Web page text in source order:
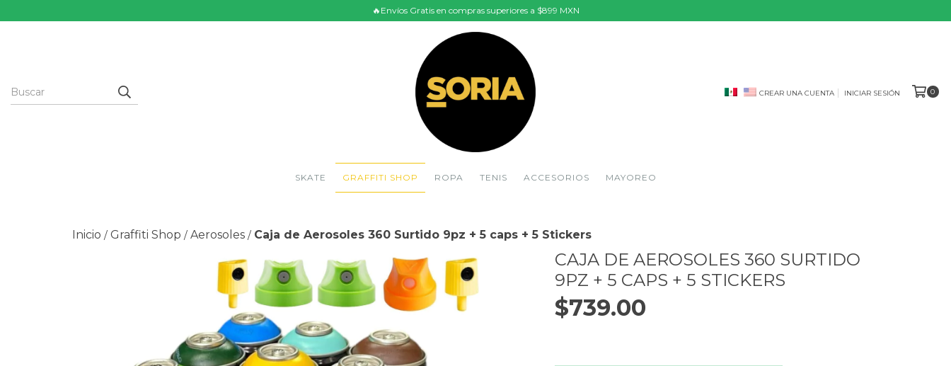
🔥Envíos Gratis en compras superiores a $899 MXN
CREAR UNA CUENTA INICIAR SESIÓN 0
SKATE GRAFFITI SHOP ROPA TENIS ACCESORIOS MAYOREO
Inicio / Graffiti Shop / Aerosoles / Caja de Aerosoles 360 Surtido 9pz + 5 caps + 5 Stickers
CAJA DE AEROSOLES 360 SURTIDO
9PZ + 5 CAPS + 5 STICKERS
$739.00